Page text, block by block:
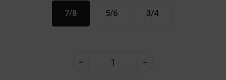
7/8 5/6 3/4